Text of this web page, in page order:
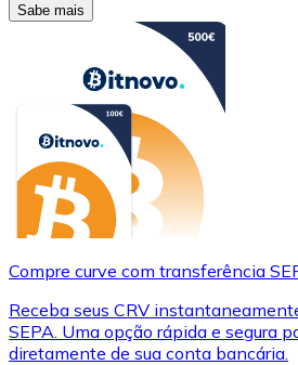
Sabe mais
Compre curve com transferência
Receba seus CRV
SEPA. Uma opção rápida e segura
diretamente de sua conta bancária.